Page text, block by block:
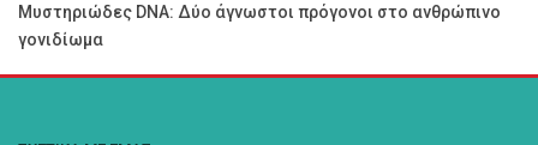
Μυστηριώδες DNA: Δύο άγνωστοι πρόγονοι στο ανθρώπινο
γονιδίωμα